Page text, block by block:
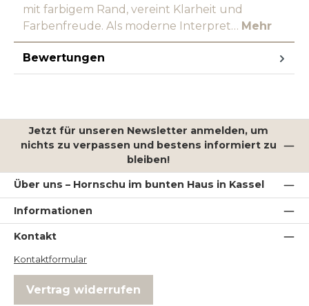
mit farbigem Rand, vereint Klarheit und
Farbenfreude. Als moderne Interpret… Mehr
Bewertungen
Jetzt für unseren Newsletter anmelden, um
nichts zu verpassen und bestens informiert zu
bleiben!
Über uns – Hornschu im bunten Haus in Kassel
Informationen
Kontakt
Kontaktformular
Vertrag widerrufen